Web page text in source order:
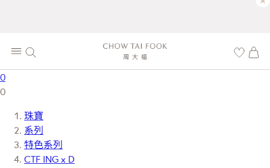
0
0
珠寶
系列
特色系列
CTF ING x D